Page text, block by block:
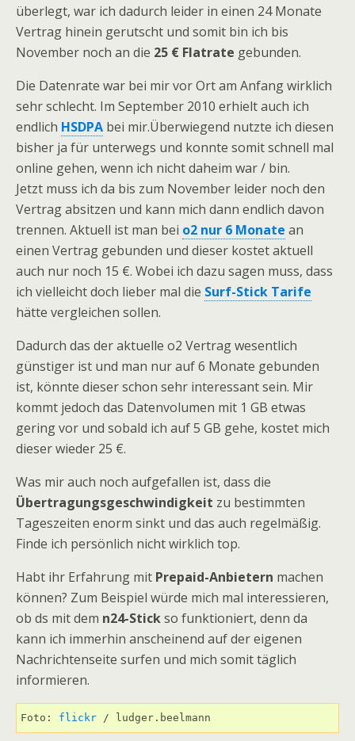
überlegt, war ich dadurch leider in einen 24 Monate
Vertrag hinein gerutscht und somit bin ich bis
November noch an die 25 € Flatrate gebunden.
Die Datenrate war bei mir vor Ort am Anfang wirklich
sehr schlecht. Im September 2010 erhielt auch ich
endlich HSDPA bei mir.Überwiegend nutzte ich diesen
bisher ja für unterwegs und konnte somit schnell mal
online gehen, wenn ich nicht daheim war / bin.
Jetzt muss ich da bis zum November leider noch den
Vertrag absitzen und kann mich dann endlich davon
trennen. Aktuell ist man bei o2 nur 6 Monate an
einen Vertrag gebunden und dieser kostet aktuell
auch nur noch 15 €. Wobei ich dazu sagen muss, dass
ich vielleicht doch lieber mal die Surf-Stick Tarife
hätte vergleichen sollen.
Dadurch das der aktuelle o2 Vertrag wesentlich
günstiger ist und man nur auf 6 Monate gebunden
ist, könnte dieser schon sehr interessant sein. Mir
kommt jedoch das Datenvolumen mit 1 GB etwas
gering vor und sobald ich auf 5 GB gehe, kostet mich
dieser wieder 25 €.
Was mir auch noch aufgefallen ist, dass die
Übertragungsgeschwindigkeit zu bestimmten
Tageszeiten enorm sinkt und das auch regelmäßig.
Finde ich persönlich nicht wirklich top.
Habt ihr Erfahrung mit Prepaid-Anbietern machen
können? Zum Beispiel würde mich mal interessieren,
ob ds mit dem n24-Stickso funktioniert, denn da
kann ich immerhin anscheinend auf der eigenen
Nachrichtenseite surfen und mich somit täglich
informieren.
Foto: flickr / ludger.beelmann